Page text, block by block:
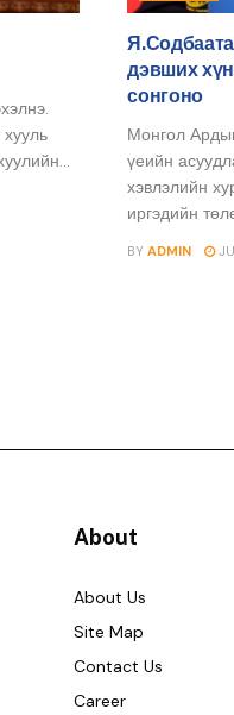
дэвших
сонгоно
Монгол
үеийн
хэвлэлийн
иргэдийн
BY ADMIN
About
About Us
Site Map
Contact Us
Career